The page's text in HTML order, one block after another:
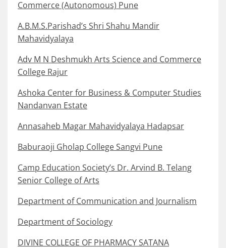
Commerce (Autonomous) Pune
A.B.M.S.Parishad’s Shri Shahu Mandir
Mahavidyalaya
Adv M N Deshmukh Arts Science and Commerce
College Rajur
Ashoka Center for Business & Computer Studies
Nandanvan Estate
Annasaheb Magar Mahavidyalaya Hadapsar
Baburaoji Gholap College Sangvi Pune
Camp Education Society’s Dr. Arvind B. Telang
Senior College of Arts
Department of Communication and Journalism
Department of Sociology
DIVINE COLLEGE OF PHARMACY SATANA